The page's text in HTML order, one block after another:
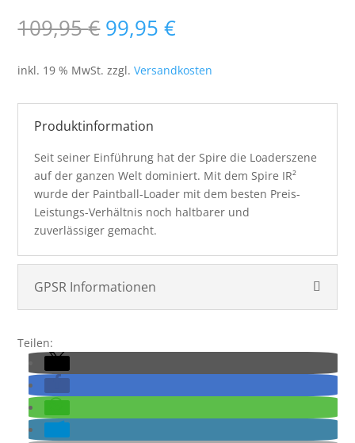
109,95€ Ursprünglicher
Preis
war:
109,95 €
99,95€Aktueller
ist:
99,95 €.
inkl. 19 % MwSt. zzgl.Versandkosten
Produktinformation
Seit seiner Einführung hat der Spire die Loaderszene
auf der ganzen Welt dominiert. Mit dem Spire IR²
wurde der Paintball-Loader mit dem besten Preis-
Leistungs-Verhältnis noch haltbarer und
zuverlässiger gemacht.
GPSR Informationen
Teilen: